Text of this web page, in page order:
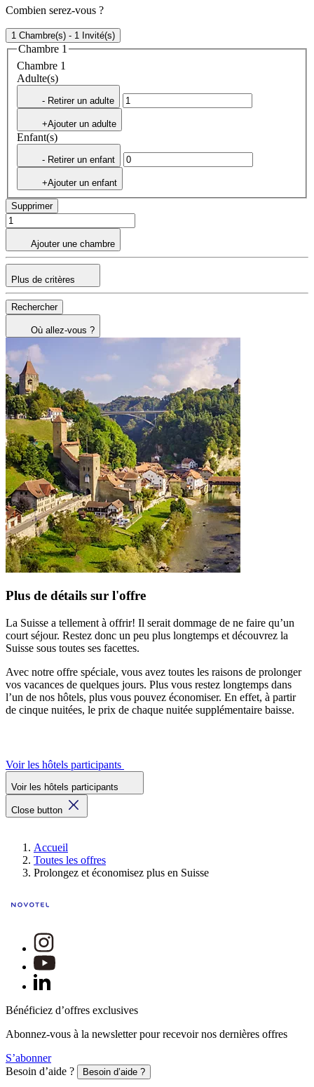
Combien serez-vous ?
1 Chambre(s) - 1 Invité(s)
Chambre 1
Chambre 1
Adulte(s)
- Retirer un adulte
+Ajouter un adulte
Enfant(s)
- Retirer un enfant
+Ajouter un enfant
Supprimer
Ajouter une chambre
Plus de critères
Rechercher
Où allez-vous ?
Plus de détails sur l'offre
La Suisse a tellement à offrir! Il serait dommage de ne faire qu’un
court séjour. Restez donc un peu plus longtemps et découvrez la
Suisse sous toutes ses facettes.
Avec notre offre spéciale, vous avez toutes les raisons de prolonger
vos vacances de quelques jours. Plus vous restez longtemps dans
l’un de nos hôtels, plus vous pouvez économiser. En effet, à partir
de cinque nuitées, le prix de chaque nuitée supplémentaire baisse.
Voir les hôtels participants
Voir les hôtels participants
Close button
Accueil
Toutes les offres
Prolongez et économisez plus en Suisse
Bénéficiez d’offres exclusives
Abonnez-vous à la newsletter pour recevoir nos dernières offres
S’abonner
Besoin d’aide ?
Besoin d’aide ?